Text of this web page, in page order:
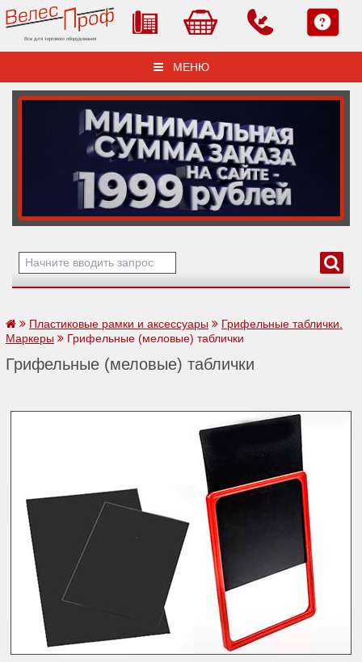
Все для торгового оборудования
МЕНЮ
Пластиковые рамки и аксессуары
Грифельные таблички.
Маркеры
Грифельные (меловые) таблички
Грифельные (меловые) таблички